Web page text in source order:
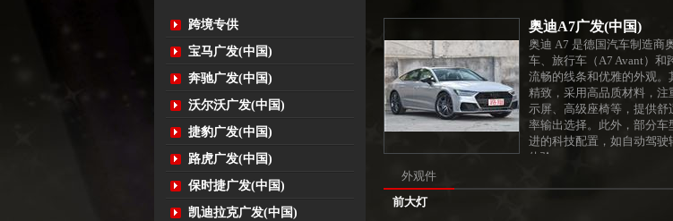
跨境专供
宝马广发(中国)
奔驰广发(中国)
沃尔沃广发(中国)
捷豹广发(中国)
路虎广发(中国)
保时捷广发(中国)
凯迪拉克广发(中国)
奥迪A7广发(中国)
奥迪 A7 是德国汽车制造商
车、旅行车（A7 Avant）
流畅的线条和优雅的外观
精致，采用高品质材料，
示屏、高级座椅等，提供
率输出选择。此外，部分
进的科技配置，如自动驾
体验。
外观件
前大灯